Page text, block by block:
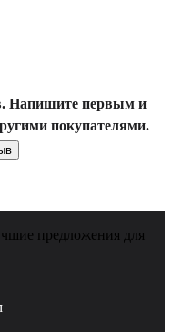
Напишите первым и
покупателями.
предложения для